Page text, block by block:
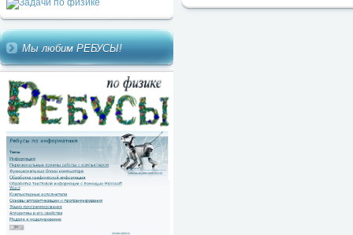
Мы любим РЕБУСЫ!